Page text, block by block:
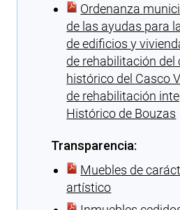
Ordenanza
de las ayudas para
de edificios y
de rehabilitación del
histórico del Casco
de rehabilitación
Histórico de Bouzas
Transparencia:
Muebles de
artístico